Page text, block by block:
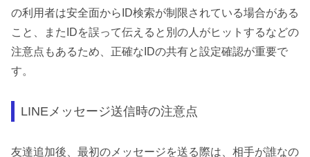
の利用者は安全面からID検索が制限されている場合がある
こと、またIDを誤って伝えると別の人がヒットするなどの
注意点もあるため、正確なIDの共有と設定確認が重要で
す。
LINEメッセージ送信時の注意点
友達追加後、最初のメッセージを送る際は、相手が誰なの